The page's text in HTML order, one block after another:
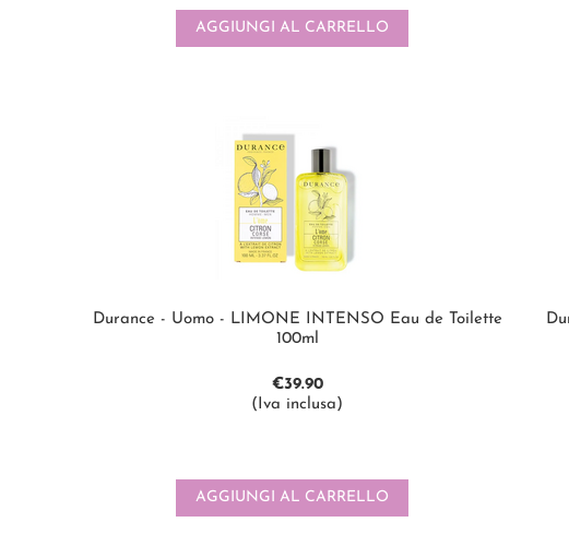
AGGIUNGI AL CARRELLO
Durance - Uomo - LIMONE INTENSO Eau de Toilette
100ml
€39.90
(Iva inclusa)
AGGIUNGI AL CARRELLO